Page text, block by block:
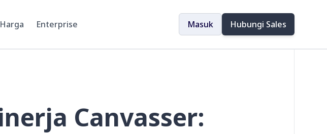
Harga Enterprise Masuk Hubungi Sales
Canvasser: